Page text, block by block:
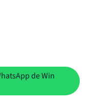
de Win